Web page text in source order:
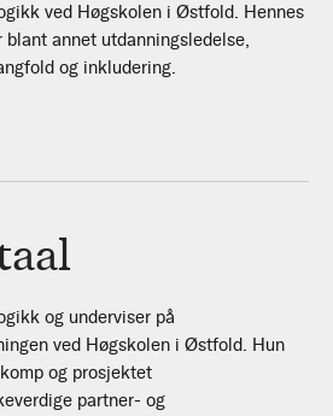
ved Høgskolen i Østfold. Hennes
annet utdanningsledelse,
og inkludering.
og underviser på
ved Høgskolen i Østfold. Hun
og prosjektet
partner- og